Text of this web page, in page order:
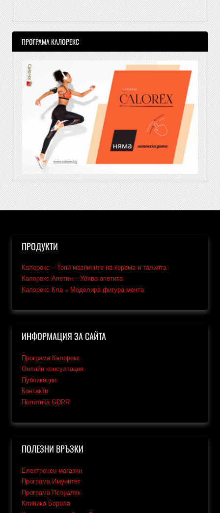
ПРОГРАМА КАЛОРЕКС
ПРОДУКТИ
Калорекс – Топи мазнините на корема и талията
Калорекс Апетин – Убива апетита
Калорекс Кла – Моделира фигура мечта
ИНФОРМАЦИЯ ЗА САЙТА
Програма Калорекс
Онлайн консултация
Публикации
Контакти
Политика GDPR
ПОЛЕЗНИ ВРЪЗКИ
Електронен магазин
Програма Имунитет
Програма Псоралек
Клиника Борола